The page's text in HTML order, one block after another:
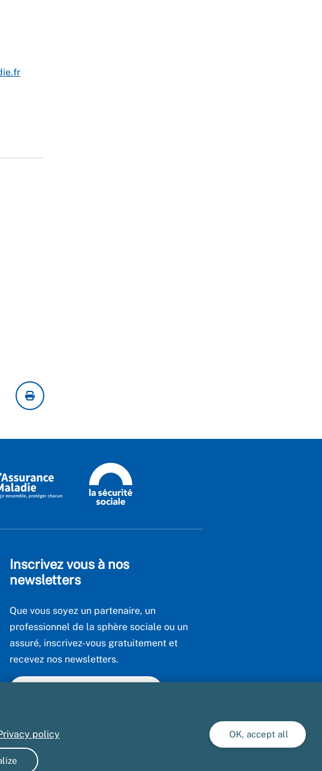
Inscrivez vous à nos
newsletters
Que vous soyez un partenaire, un
professionnel de la sphère sociale ou un
assuré, inscrivez-vous gratuitement et
recevez nos newsletters.
: partiellement conforme
policy OK, accept all